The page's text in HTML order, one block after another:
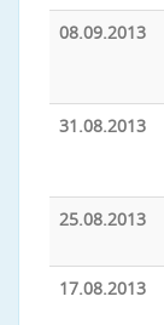
08.09.2013
31.08.2013
25.08.2013
17.08.2013